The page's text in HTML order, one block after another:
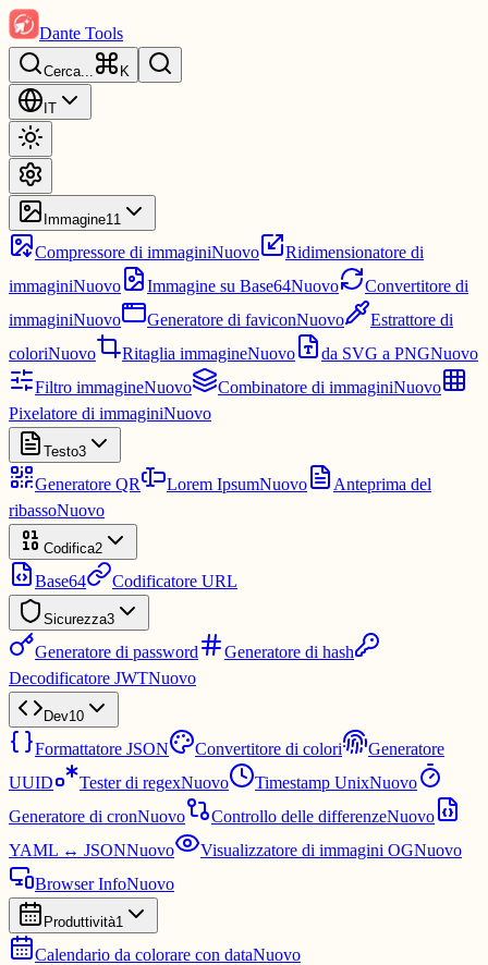
Dante Tools
Cerca... K
IT
Immagine11
Compressore di immaginiNuovo
Ridimensionatore di
immaginiNuovo Immagine su Base64Nuovo
Convertitore di
immaginiNuovo Generatore di faviconNuovo
Estrattore di
coloriNuovo Ritaglia immagineNuovo da SVG a PNGNuovo
Filtro immagineNuovo Combinatore di immaginiNuovo
Pixelatore di immaginiNuovo
Testo3
Generatore QR Lorem IpsumNuovo
Anteprima del
ribassoNuovo
Codifica2
Base64 Codificatore URL
Sicurezza3
Generatore di password
Generatore di hash
Decodificatore JWTNuovo
Dev10
Formattatore JSON Convertitore di colori
Generatore
UUID
Tester di regexNuovo Timestamp UnixNuovo
Generatore di cronNuovo Controllo delle differenzeNuovo
YAML ↔ JSONNuovo Visualizzatore di immagini OGNuovo
Browser InfoNuovo
Produttività1
Calendario da colorare con dataNuovo